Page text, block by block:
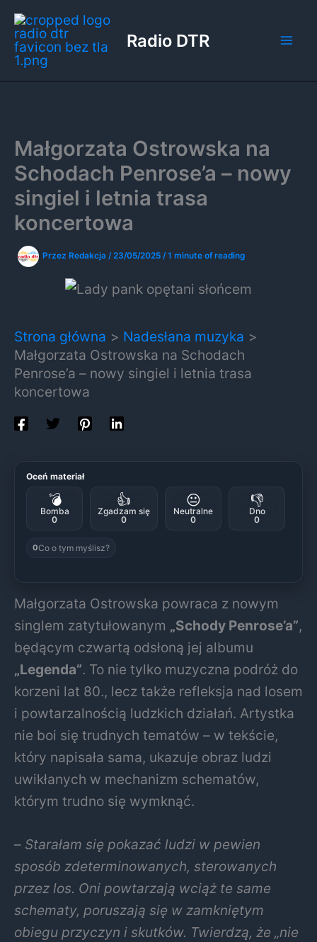
Przejdź
do
treści
Radio DTR
Małgorzata Ostrowska na
Schodach Penrose’a – nowy
singiel i letnia trasa
koncertowa
Przez Redakcja /23/05/2025 /1 minute of reading
Strona główna
Nadesłana muzyka
Małgorzata Ostrowska na Schodach
Penrose’a – nowy singiel i letnia trasa
koncertowa
Oceń materiał
💣
Bomba
0
👍
Zgadzam się
0
😐
Neutralne
0
👎
Dno
0
0Co o tym myślisz?
Małgorzata Ostrowska powraca z nowym
singlem zatytułowanym „Schody Penrose’a”,
będącym czwartą odsłoną jej albumu
„Legenda”. To nie tylko muzyczna podróż do
korzeni lat 80., lecz także refleksja nad losem
i powtarzalnością ludzkich działań. Artystka
nie boi się trudnych tematów – w tekście,
który napisała sama, ukazuje obraz ludzi
uwikłanych w mechanizm schematów,
którym trudno się wymknąć.
– Starałam się pokazać ludzi w pewien
sposób zdeterminowanych, sterowanych
przez los. Oni powtarzają wciąż te same
schematy, poruszają się w zamkniętym
obiegu przyczyn i skutków. Twierdzą, że „nie